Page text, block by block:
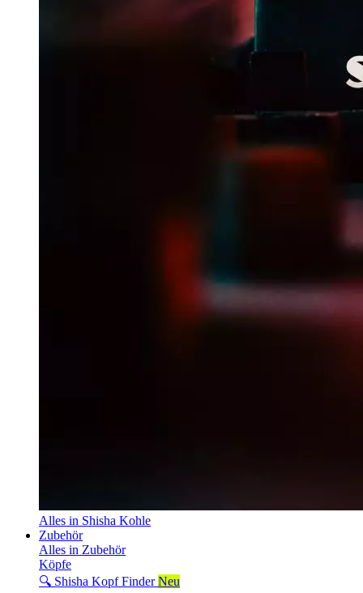
Alles in Shisha Kohle
Zubehör
Alles in Zubehör
Köpfe
🔍 Shisha Kopf Finder Neu